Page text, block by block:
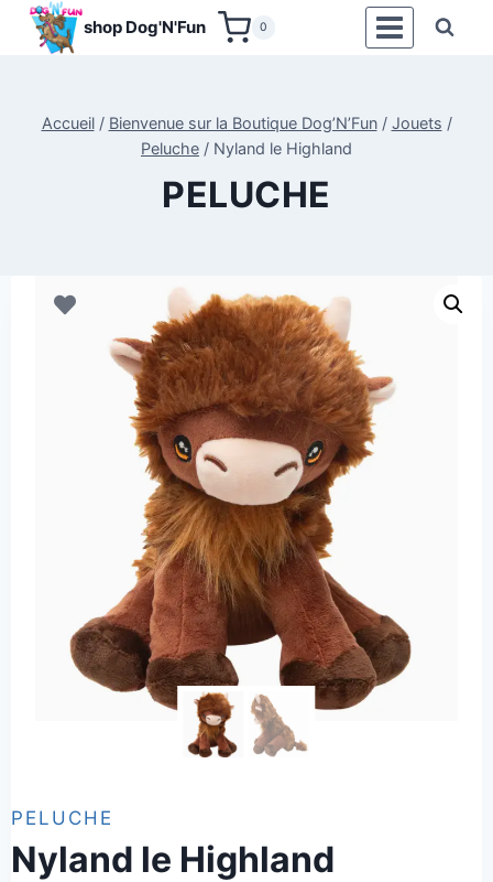
Aller
shop Dog'N'Fun 0
Accueil / Bienvenue sur la Boutique Dog’N’Fun / Jouets /
Peluche / Nyland le Highland
PELUCHE
PELUCHE
Nyland le Highland